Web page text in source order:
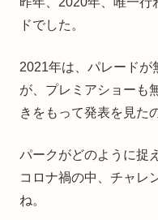
ドでした。
2021年は、パレードが
が、プレミアショーも
きをもって発表を見た
パークがどのように捉
コロナ禍の中、チャレ
ね。